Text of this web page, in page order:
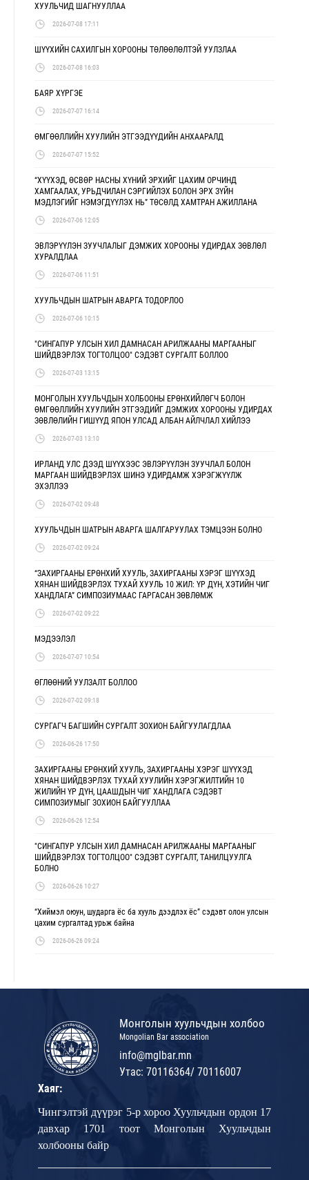
ХУУЛЬЧИД ШАГНУУЛЛАА
2026-07-08 17:11
ШҮҮХИЙН САХИЛГЫН ХОРООНЫ ТӨЛӨӨЛӨЛТЭЙ УУЛЗЛАА
2026-07-08 16:03
БАЯР ХҮРГЭЕ
2026-07-07 16:14
ӨМГӨӨЛЛИЙН ХУУЛИЙН ЭТГЭЭДҮҮДИЙН АНХААРАЛД
2026-07-07 15:52
“ХҮҮХЭД, ӨСВӨР НАСНЫ ХҮНИЙ ЭРХИЙГ ЦАХИМ ОРЧИНД
ХАМГААЛАХ, УРЬДЧИЛАН СЭРГИЙЛЭХ БОЛОН ЭРХ ЗҮЙН
МЭДЛЭГИЙГ НЭМЭГДҮҮЛЭХ НЬ” ТӨСӨЛД ХАМТРАН АЖИЛЛАНА
2026-07-06 12:05
ЭВЛЭРҮҮЛЭН ЗУУЧЛАЛЫГ ДЭМЖИХ ХОРООНЫ УДИРДАХ ЗӨВЛӨЛ
ХУРАЛДЛАА
2026-07-06 11:51
ХУУЛЬЧДЫН ШАТРЫН АВАРГА ТОДОРЛОО
2026-07-06 10:15
"СИНГАПУР УЛСЫН ХИЛ ДАМНАСАН АРИЛЖААНЫ МАРГААНЫГ
ШИЙДВЭРЛЭХ ТОГТОЛЦОО" СЭДЭВТ СУРГАЛТ БОЛЛОО
2026-07-03 13:15
МОНГОЛЫН ХУУЛЬЧДЫН ХОЛБООНЫ ЕРӨНХИЙЛӨГЧ БОЛОН
ӨМГӨӨЛЛИЙН ХУУЛИЙН ЭТГЭЭДИЙГ ДЭМЖИХ ХОРООНЫ УДИРДАХ
ЗӨВЛӨЛИЙН ГИШҮҮД ЯПОН УЛСАД АЛБАН АЙЛЧЛАЛ ХИЙЛЭЭ
2026-07-03 13:10
ИРЛАНД УЛС ДЭЭД ШҮҮХЭЭС ЭВЛЭРҮҮЛЭН ЗУУЧЛАЛ БОЛОН
МАРГААН ШИЙДВЭРЛЭХ ШИНЭ УДИРДАМЖ ХЭРЭГЖҮҮЛЖ
ЭХЭЛЛЭЭ
2026-07-02 09:48
ХУУЛЬЧДЫН ШАТРЫН АВАРГА ШАЛГАРУУЛАХ ТЭМЦЭЭН БОЛНО
2026-07-02 09:24
“ЗАХИРГААНЫ ЕРӨНХИЙ ХУУЛЬ, ЗАХИРГААНЫ ХЭРЭГ ШҮҮХЭД
ХЯНАН ШИЙДВЭРЛЭХ ТУХАЙ ХУУЛЬ 10 ЖИЛ: ҮР ДҮН, ХЭТИЙН ЧИГ
ХАНДЛАГА” СИМПОЗИУМААС ГАРГАСАН ЗӨВЛӨМЖ
2026-07-02 09:22
МЭДЭЭЛЭЛ
2026-07-07 10:54
ӨГЛӨӨНИЙ УУЛЗАЛТ БОЛЛОО
2026-07-02 09:18
СУРГАГЧ БАГШИЙН СУРГАЛТ ЗОХИОН БАЙГУУЛАГДЛАА
2026-06-26 17:50
ЗАХИРГААНЫ ЕРӨНХИЙ ХУУЛЬ, ЗАХИРГААНЫ ХЭРЭГ ШҮҮХЭД
ХЯНАН ШИЙДВЭРЛЭХ ТУХАЙ ХУУЛИЙН ХЭРЭГЖИЛТИЙН 10
ЖИЛИЙН ҮР ДҮН, ЦААШДЫН ЧИГ ХАНДЛАГА СЭДЭВТ
СИМПОЗИУМЫГ ЗОХИОН БАЙГУУЛЛАА
2026-06-26 12:54
"СИНГАПУР УЛСЫН ХИЛ ДАМНАСАН АРИЛЖААНЫ МАРГААНЫГ
ШИЙДВЭРЛЭХ ТОГТОЛЦОО" СЭДЭВТ СУРГАЛТ, ТАНИЛЦУУЛГА
БОЛНО
2026-06-26 10:27
“Хиймэл оюун, шударга ёс ба хууль дээдлэх ёс” сэдэвт олон улсын
цахим сургалтад урьж байна
2026-06-26 09:24
Монголын хуульчдын холбоо
Mongolian Bar association
info@mglbar.mn
Утас: 70116364/ 70116007
Хаяг:
Чингэлтэй дүүрэг 5-р хороо Хуульчдын ордон 17
давхар 1701 тоот Монголын Хуульчдын
холбооны байр